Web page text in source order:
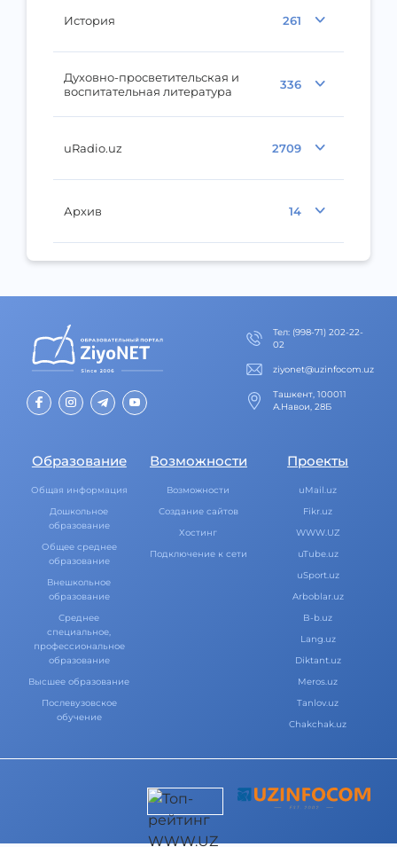
История 261
Духовно-просветительская и
воспитательная литература
336
uRadio.uz 2709
Архив 14
Тел: (998-71) 202-22-
02
ziyonet@uzinfocom.uz
Ташкент, 100011
А.Навои, 28Б
Образование
Общая информация
Дошкольное
образование
Общее среднее
образование
Внешкольное
образование
Среднее
специальное,
профессиональное
образование
Высшее образование
Послевузовское
обучение
Возможности
Возможности
Создание сайтов
Хостинг
Подключение к сети
Проекты
uMail.uz
Fikr.uz
WWW.UZ
uTube.uz
uSport.uz
Arboblar.uz
B-b.uz
Lang.uz
Diktant.uz
Meros.uz
Tanlov.uz
Chakchak.uz